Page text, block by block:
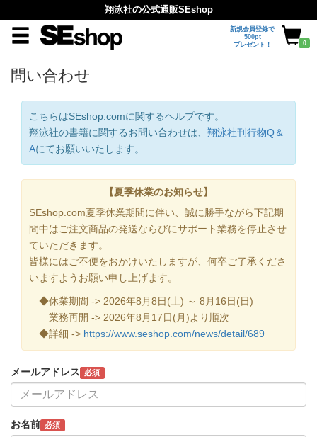
翔泳社の公式通販SEshop
新規会員登録で
500pt
プレゼント！
0
問い合わせ
こちらはSEshop.comに関するヘルプです。
翔泳社の書籍に関するお問い合わせは、 翔泳社刊行物Q＆
Aにてお願いいたします。
【夏季休業のお知らせ】
SEshop.com夏季休業期間に伴い、誠に勝手ながら下記期
間中はご注文商品の発送ならびにサポート業務を停止させ
ていただきます。
皆様にはご不便をおかけいたしますが、何卒ご了承くださ
いますようお願い申し上げます。
◆休業期間 -> 2026年8月8日(土) ～ 8月16日(日)
業務再開 -> 2026年8月17日(月)より順次
◆詳細 -> https://www.seshop.com/news/detail/689
メールアドレス 必須
お名前 必須